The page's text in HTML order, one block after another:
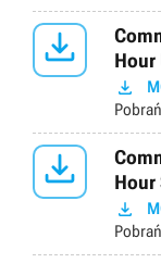

Hour


Hour
